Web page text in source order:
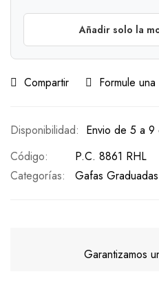
Añadir solo la
Compartir Formule
Envio de 5 a 9
Código
P.C. 8861 RHL
Categorías:
Gafas Graduadas
Garantizamos